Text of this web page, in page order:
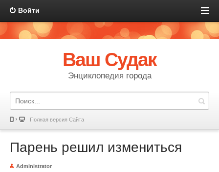
Войти
Ваш Судак
Энциклопедия города
Полная версия Сайта
Парень решил измениться
Administrator